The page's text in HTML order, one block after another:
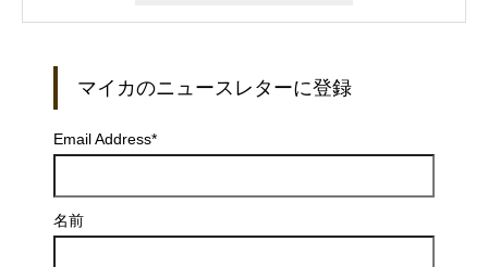
マイカのニュースレターに登録
Email Address*
名前